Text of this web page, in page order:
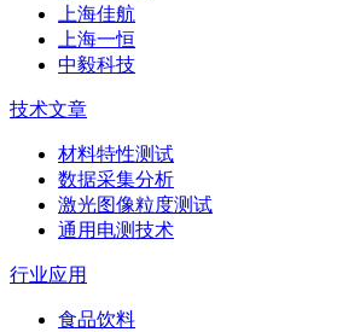
上海佳航
上海一恒
中毅科技
技术文章
材料特性测试
数据采集分析
激光图像粒度测试
通用电测技术
行业应用
食品饮料